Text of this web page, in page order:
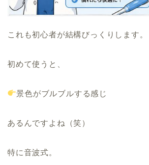
これも初心者が結構びっくりします。
初めて使うと、
景色がブルブルする感じ
あるんですよね（笑）
特に音波式。